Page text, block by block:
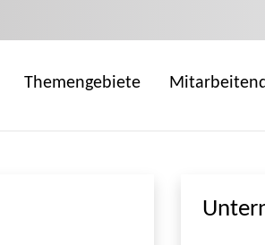
Themengebiete